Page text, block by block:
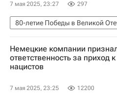
7 мая 2025, 23:27 297
Донецкая Народная
Следственный комитет России
Немецкие компании
ответственность за приход
нацистов
7 мая 2025, 23:25 12200